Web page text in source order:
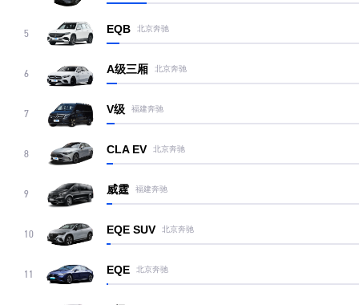
5 EQB 北京奔驰
6 A级三厢 北京奔驰
7 V级 福建奔驰
8 CLA EV 北京奔驰
9 威霆 福建奔驰
10 EQE SUV 北京奔驰
11 EQE 北京奔驰